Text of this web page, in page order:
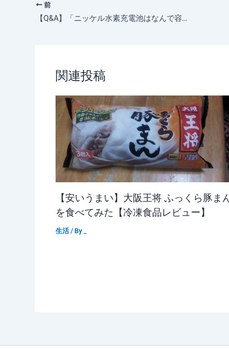
前
【Q&A】「ニッケル水素充電池はなんで容量が大きいものほど繰り返し使用回数が少ないのか？」を野球で説明する
関連投稿
【安いうまい】大阪王将 ふっくら豚ま
を食べてみた【冷凍食品レビュー】
生活/ By